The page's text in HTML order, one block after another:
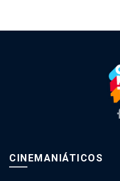
CINEMANIÁTICOS